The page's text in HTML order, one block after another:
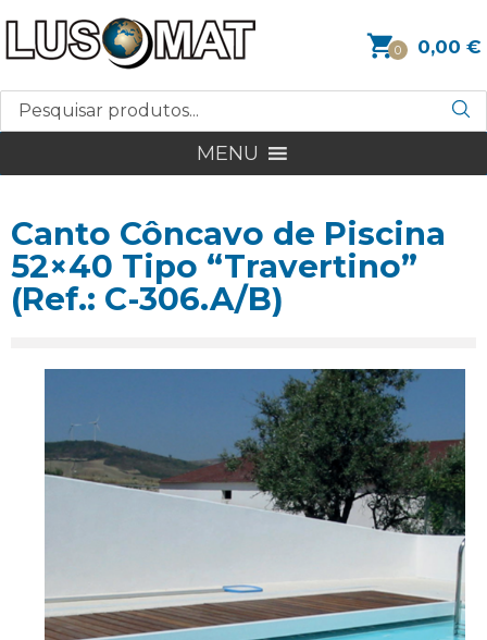
0 0,00 €
MENU
Canto Côncavo de Piscina
52×40 Tipo “Travertino”
(Ref.: C-306.A/B)